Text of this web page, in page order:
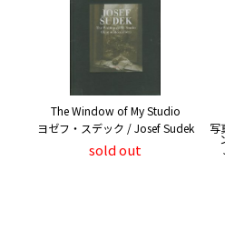
The Window of My Studio
ヨゼフ・スデック / Josef Sudek
sold out
写